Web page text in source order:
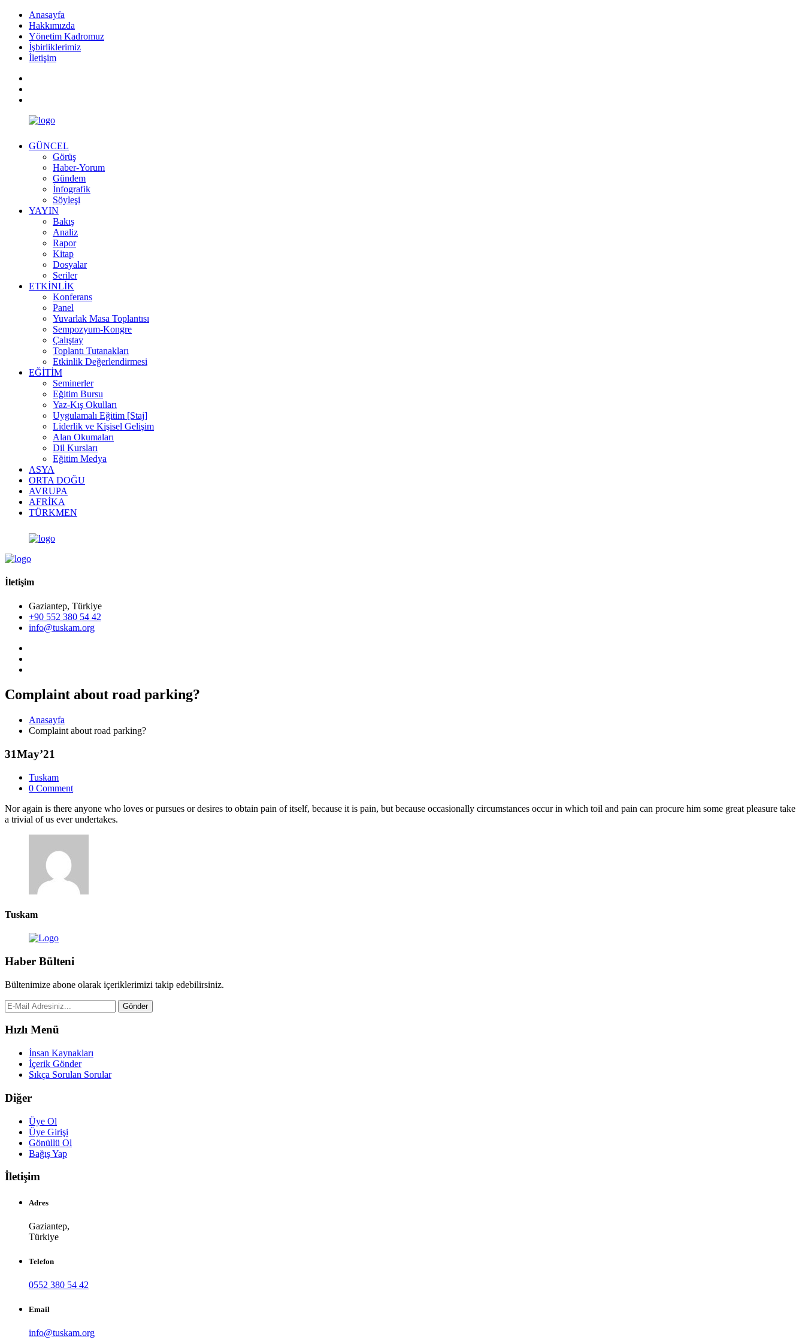
Anasayfa
Hakkımızda
Yönetim Kadromuz
İşbirliklerimiz
İletişim
GÜNCEL
Görüş
Haber-Yorum
Gündem
İnfografik
Söyleşi
YAYIN
Bakış
Analiz
Rapor
Kitap
Dosyalar
Seriler
ETKİNLİK
Konferans
Panel
Yuvarlak Masa Toplantısı
Sempozyum-Kongre
Çalıştay
Toplantı Tutanakları
Etkinlik Değerlendirmesi
EĞİTİM
Seminerler
Eğitim Bursu
Yaz-Kış Okulları
Uygulamalı Eğitim [Staj]
Liderlik ve Kişisel Gelişim
Alan Okumaları
Dil Kursları
Eğitim Medya
ASYA
ORTA DOĞU
AVRUPA
AFRİKA
TÜRKMEN
İletişim
Gaziantep, Türkiye
+90 552 380 54 42
info@tuskam.org
Complaint about road parking?
Anasayfa
Complaint about road parking?
31May’21
Tuskam
0 Comment
Nor again is there anyone who loves or pursues or desires to obtain pain of itself, because it is pain, but because occasionally circumstances occur in which toil and pain can procure him some great pleasure take
a trivial of us ever undertakes.
Tuskam
Haber Bülteni
Bültenimize abone olarak içeriklerimizi takip edebilirsiniz.
Gönder
Hızlı Menü
İnsan Kaynakları
İçerik Gönder
Sıkça Sorulan Sorular
Diğer
Üye Ol
Üye Girişi
Gönüllü Ol
Bağış Yap
İletişim
Adres
Gaziantep,
Türkiye
Telefon
0552 380 54 42
Email
info@tuskam.org